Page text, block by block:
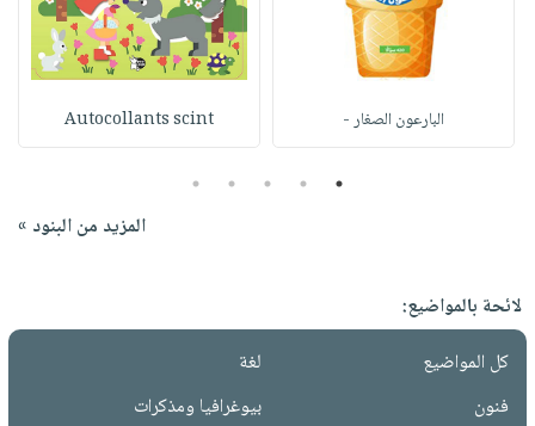
البارعون الصغار - Autocollants scint
1
2
3
4
5
المزيد من البنود »
لائحة بالمواضيع:
كل المواضيع
لغة
فنون
بيوغرافيا ومذكرات